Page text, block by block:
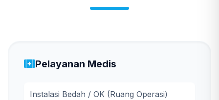
Pelayanan Medis
Instalasi Bedah / OK (Ruang Operasi)